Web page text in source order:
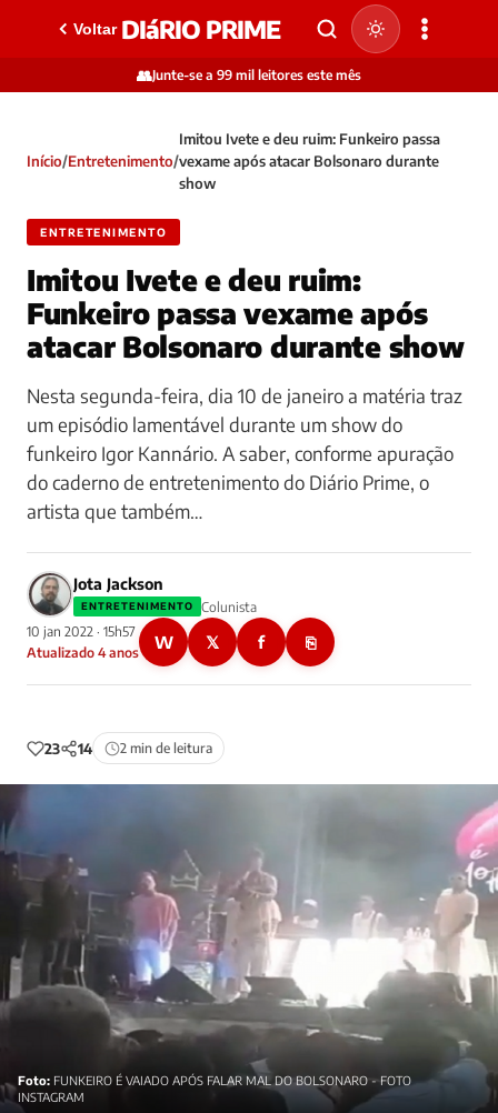
Voltar DIáRIO PRIME
👥Junte-se a 99 mil leitores este mês
Início/Entretenimento/
Imitou Ivete e deu ruim: Funkeiro passa
vexame após atacar Bolsonaro durante
show
ENTRETENIMENTO
Imitou Ivete e deu ruim:
Funkeiro passa vexame após
atacar Bolsonaro durante show
Nesta segunda-feira, dia 10 de janeiro a matéria traz
um episódio lamentável durante um show do
funkeiro Igor Kannário. A saber, conforme apuração
do caderno de entretenimento do Diário Prime, o
artista que também…
Jota Jackson
ENTRETENIMENTO
Colunista
10 jan 2022 · 15h57
Atualizado 4 anos
W 𝕏 f ⎘
23 14 2 min de leitura
Foto: FUNKEIRO É VAIADO APÓS FALAR MAL DO BOLSONARO - FOTO
INSTAGRAM